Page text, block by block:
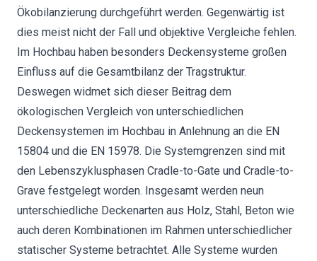
Ökobilanzierung durchgeführt werden. Gegenwärtig ist
dies meist nicht der Fall und objektive Vergleiche fehlen.
Im Hochbau haben besonders Deckensysteme großen
Einfluss auf die Gesamtbilanz der Tragstruktur.
Deswegen widmet sich dieser Beitrag dem
ökologischen Vergleich von unterschiedlichen
Deckensystemen im Hochbau in Anlehnung an die EN
15804 und die EN 15978. Die Systemgrenzen sind mit
den Lebenszyklusphasen Cradle-to-Gate und Cradle-to-
Grave festgelegt worden. Insgesamt werden neun
unterschiedliche Deckenarten aus Holz, Stahl, Beton wie
auch deren Kombinationen im Rahmen unterschiedlicher
statischer Systeme betrachtet. Alle Systeme wurden